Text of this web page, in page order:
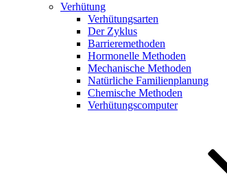
Verhütung
Verhütungsarten
Der Zyklus
Barrieremethoden
Hormonelle Methoden
Mechanische Methoden
Natürliche Familienplanung
Chemische Methoden
Verhütungscomputer